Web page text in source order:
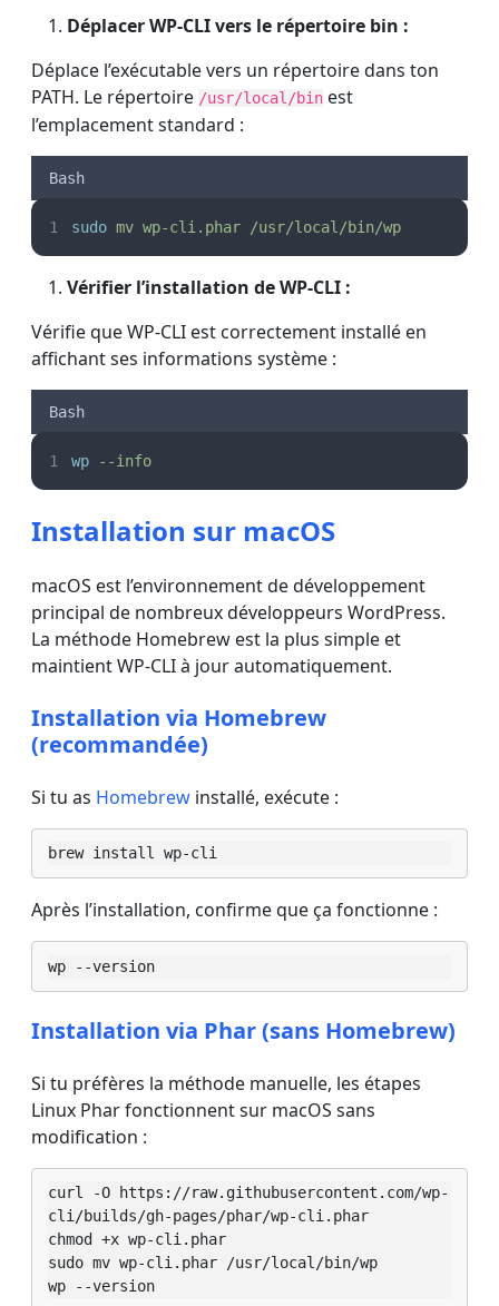
Déplacer WP-CLI vers le répertoire bin :
Déplace l’exécutable vers un répertoire dans ton
PATH. Le répertoire /usr/local/bin est
l’emplacement standard :
Bash
sudo mv wp-cli.phar /usr/local/bin/wp
Vérifier l’installation de WP-CLI :
Vérifie que WP-CLI est correctement installé en
affichant ses informations système :
Bash
wp --info
Installation sur macOS
macOS est l’environnement de développement
principal de nombreux développeurs WordPress.
La méthode Homebrew est la plus simple et
maintient WP-CLI à jour automatiquement.
Installation via Homebrew
(recommandée)
Si tu as Homebrew installé, exécute :
brew install wp-cli
Après l’installation, confirme que ça fonctionne :
wp --version
Installation via Phar (sans Homebrew)
Si tu préfères la méthode manuelle, les étapes
Linux Phar fonctionnent sur macOS sans
modification :
curl -O https://raw.githubusercontent.com/wp-
cli/builds/gh-pages/phar/wp-cli.phar
chmod +x wp-cli.phar
sudo mv wp-cli.phar /usr/local/bin/wp
wp --version